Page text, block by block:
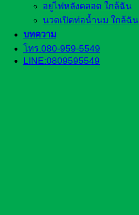
อยู่ไฟหลังคลอด ใกล้ฉัน
นวดเปิดท่อน้ำนม ใกล้ฉัน
บทความ
โทร.080-959-5549
LINE:0809595549